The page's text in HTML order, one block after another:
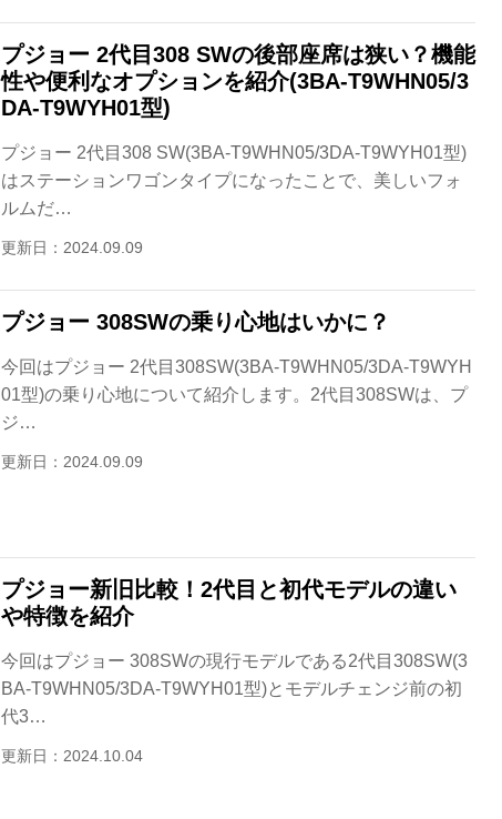
プジョー 2代目308 SWの後部座席は狭い？機能
性や便利なオプションを紹介(3BA-T9WHN05/3
DA-T9WYH01型)
プジョー 2代目308 SW(3BA-T9WHN05/3DA-T9WYH01型)
はステーションワゴンタイプになったことで、美しいフォ
ルムだ…
更新日：2024.09.09
プジョー 308SWの乗り心地はいかに？
今回はプジョー 2代目308SW(3BA-T9WHN05/3DA-T9WYH
01型)の乗り心地について紹介します。2代目308SWは、プ
ジ…
更新日：2024.09.09
プジョー新旧比較！2代目と初代モデルの違い
や特徴を紹介
今回はプジョー 308SWの現行モデルである2代目308SW(3
BA-T9WHN05/3DA-T9WYH01型)とモデルチェンジ前の初
代3…
更新日：2024.10.04